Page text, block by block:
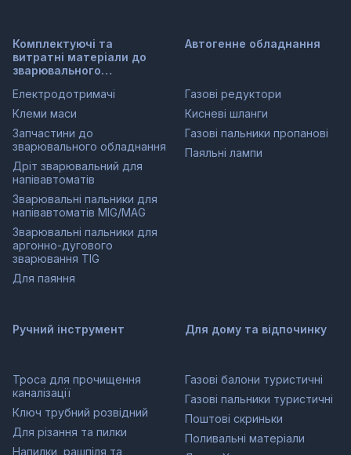
Комплектуючі та
витратні матеріали до
зварювального
Електродотримачі
Клеми маси
Запчастини до
зварювального обладнання
Дріт зварювальний для
напівавтоматів
Зварювальні пальники для
напівавтоматів MIG/MAG
Зварювальні пальники для
аргонно-дугового
зварювання TIG
Для паяння
Автогенне обладнання
Газові редуктори
Кисневі шланги
Газові пальники пропанові
Паяльні лампи
Ручний інструмент
Троса для прочищення
каналізації
Ключ трубний розвідний
Для різання та пилки
Напилки, рашпіля та
Для дому та відпочинку
Газові балони туристичні
Газові пальники туристичні
Поштові скриньки
Поливальні матеріали